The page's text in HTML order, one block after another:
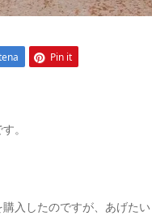
Pin it
。
入したのですが、あげた